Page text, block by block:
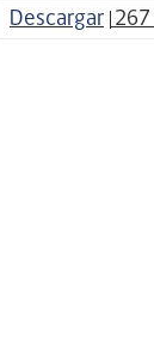
Descargar 267